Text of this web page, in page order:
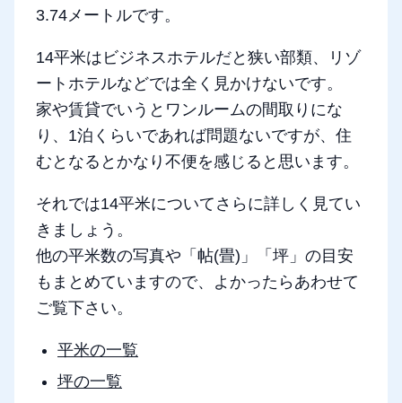
3.74メートルです。
14平米はビジネスホテルだと狭い部類、リゾ
ートホテルなどでは全く見かけないです。
家や賃貸でいうとワンルームの間取りにな
り、1泊くらいであれば問題ないですが、住
むとなるとかなり不便を感じると思います。
それでは14平米についてさらに詳しく見てい
きましょう。
他の平米数の写真や「帖(畳)」「坪」の目安
もまとめていますので、よかったらあわせて
ご覧下さい。
平米の一覧
坪の一覧